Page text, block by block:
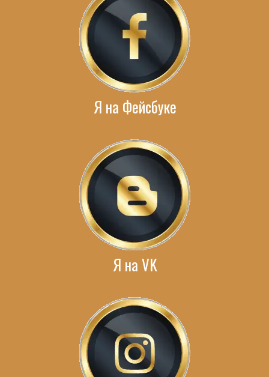
Я на Фейсбуке
Я на VK